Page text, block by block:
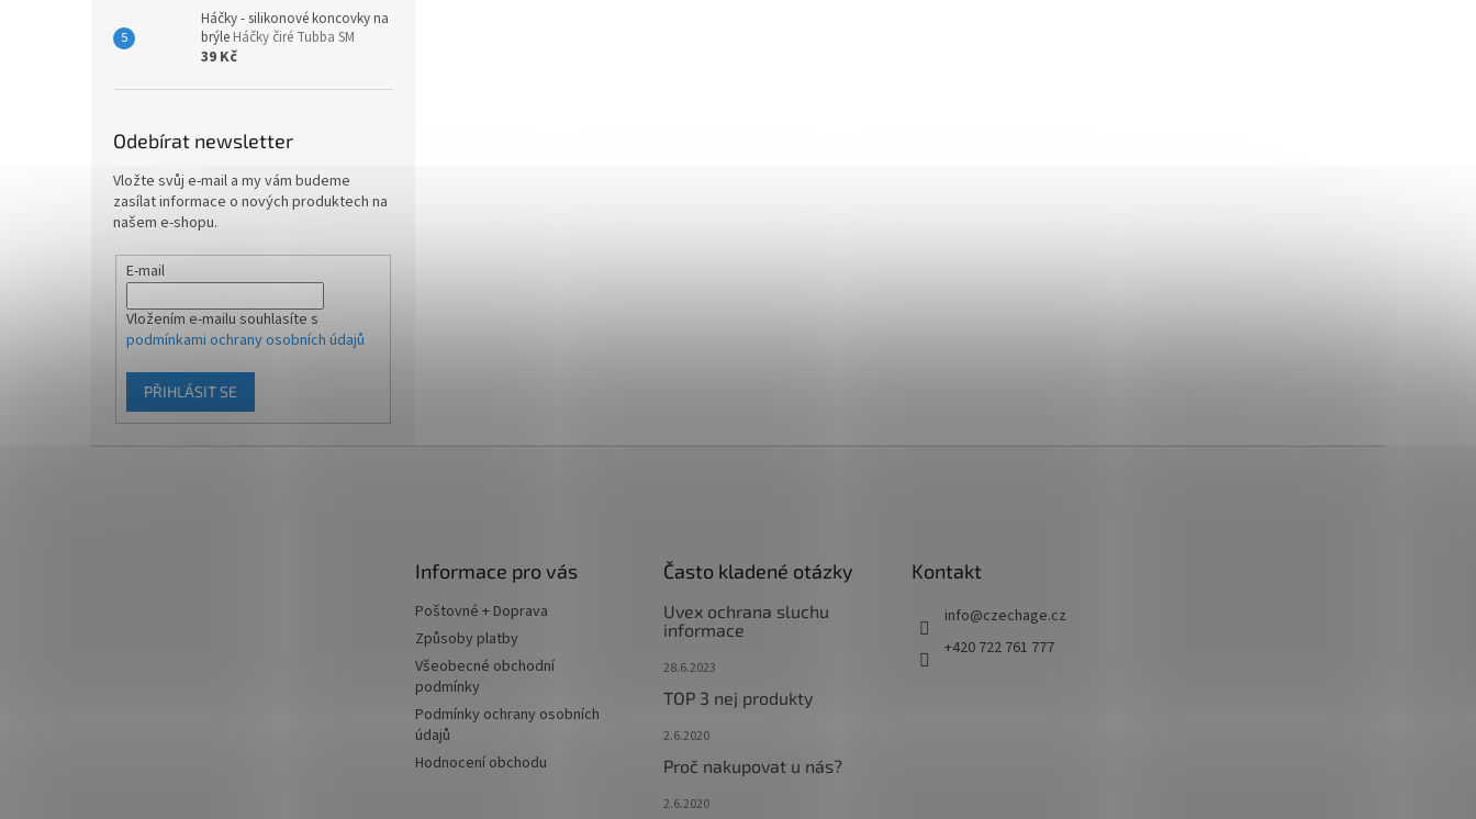
Háčky - silikonové koncovky na
brýle Háčky čiré Tubba SM
39 Kč
Odebírat newsletter
Vložte svůj e-mail a my vám budeme
zasílat informace o nových produktech na
našem e-shopu.
E-mail
Vložením e-mailu souhlasíte s
podmínkami ochrany osobních údajů
PŘIHLÁSIT SE
Informace pro vás
Poštovné + Doprava
Způsoby platby
Všeobecné obchodní
podmínky
Podmínky ochrany osobních
údajů
Hodnocení obchodu
Často kladené otázky
Uvex ochrana sluchu
informace
28.6.2023
TOP 3 nej produkty
2.6.2020
Proč nakupovat u nás?
2.6.2020
Kontakt
info@czechage.cz
+420 722 761 777